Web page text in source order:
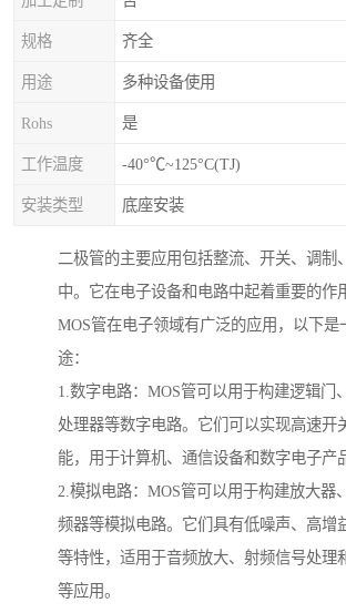
规格 齐全
用途 多种设备使用
Rohs 是
工作温度 -40°℃~125°C(TJ)
安装类型 底座安装
二极管的主要应用包括整流、开关、调制
中。它在电子设备和电路中起着重要的作
MOS管在电子领域有广泛的应用，以下是
途：
1.数字电路：MOS管可以用于构建逻辑门
处理器等数字电路。它们可以实现高速开
能，用于计算机、通信设备和数字电子产
2.模拟电路：MOS管可以用于构建放大器
频器等模拟电路。它们具有低噪声、高增
等特性，适用于音频放大、射频信号处理
等应用。